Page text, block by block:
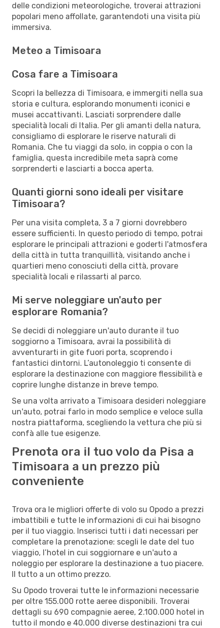
delle condizioni meteorologiche, troverai attrazioni
popolari meno affollate, garantendoti una visita più
immersiva.
Meteo a Timisoara
Cosa fare a Timisoara
Scopri la bellezza di Timisoara, e immergiti nella sua
storia e cultura, esplorando monumenti iconici e
musei accattivanti. Lasciati sorprendere dalle
specialità locali di Italia. Per gli amanti della natura,
consigliamo di esplorare le riserve naturali di
Romania. Che tu viaggi da solo, in coppia o con la
famiglia, questa incredibile meta saprà come
sorprenderti e lasciarti a bocca aperta.
Quanti giorni sono ideali per visitare
Timisoara?
Per una visita completa, 3 a 7 giorni dovrebbero
essere sufficienti. In questo periodo di tempo, potrai
esplorare le principali attrazioni e goderti l'atmosfera
della città in tutta tranquillità, visitando anche i
quartieri meno conosciuti della città, provare
specialità locali e rilassarti al parco.
Mi serve noleggiare un'auto per
esplorare Romania?
Se decidi di noleggiare un'auto durante il tuo
soggiorno a Timisoara, avrai la possibilità di
avventurarti in gite fuori porta, scoprendo i
fantastici dintorni. L’autonoleggio ti consente di
esplorare la destinazione con maggiore flessibilità e
coprire lunghe distanze in breve tempo.
Se una volta arrivato a Timisoara desideri noleggiare
un'auto, potrai farlo in modo semplice e veloce sulla
nostra piattaforma, scegliendo la vettura che più si
confà alle tue esigenze.
Prenota ora il tuo volo da Pisa a
Timisoara a un prezzo più
conveniente
Trova ora le migliori offerte di volo su Opodo a prezzi
imbattibili e tutte le informazioni di cui hai bisogno
per il tuo viaggio. Inserisci tutti i dati necessari per
completare la prenotazione: scegli le date del tuo
viaggio, l’hotel in cui soggiornare e un'auto a
noleggio per esplorare la destinazione a tuo piacere.
Il tutto a un ottimo prezzo.
Su Opodo troverai tutte le informazioni necessarie
per oltre 155.000 rotte aeree disponibili. Troverai
dettagli su 690 compagnie aeree, 2.100.000 hotel in
tutto il mondo e 40.000 diverse destinazioni tra cui